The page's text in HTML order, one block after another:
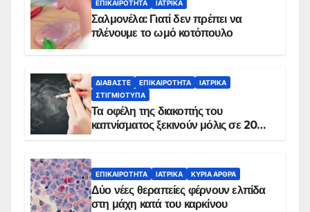
ΕΠΙΚΑΙΡΌΤΗΤΑ ΙΑΤΡΙΚΆ
Σαλμονέλα: Γιατί δεν πρέπει να
πλένουμε το ωμό κοτόπουλο
ΔΙΑΒΆΣΤΕ ΕΠΙΚΑΙΡΌΤΗΤΑ
ΙΑΤΡΙΚΆ
ΣΤΙΓΜΙΌΤΥΠΑ
Τα οφέλη της διακοπής του
καπνίσματος ξεκινούν μόλις σε 20
ΕΠΙΚΑΙΡΌΤΗΤΑ ΙΑΤΡΙΚΆ ΚΥΡΙΑ ΑΡΘΡΑ
Δύο νέες θεραπείες φέρνουν ελπίδα
στη μάχη κατά του καρκίνου